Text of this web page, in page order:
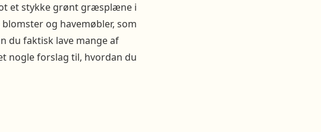
et stykke grønt græsplæne i
og havemøbler, som
du faktisk lave mange af
nogle forslag til, hvordan du